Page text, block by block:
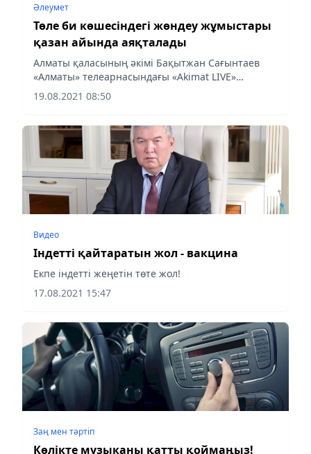
Әлеумет
Төле би көшесіндегі жөндеу жұмыстары
қазан айында аяқталады
Алматы қаласының әкімі Бақытжан Сағынтаев
«Алматы» телеарнасындағы «Akimat LIVE»
бағдарламасы барысында Алматының дамуына
қатысты шаһар тұрғындарының, БАҚ өкілдерінің
19.08.2021 08:50
Видео
Індетті қайтаратын жол - вакцина
Екпе індетті жеңетін төте жол!
17.08.2021 15:47
Заң мен тəртіп
Көлікте музыканы қатты қоймаңыз!